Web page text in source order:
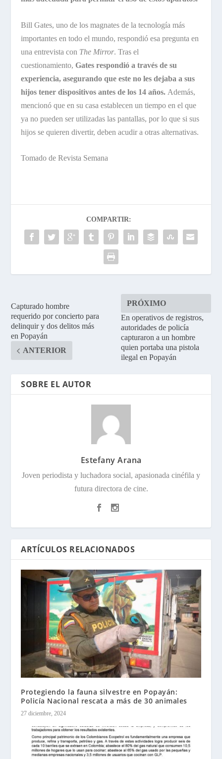
Bill Gates, uno de los magnates de la tecnología más
importantes en todo el mundo, respondió esa pregunta en
una entrevista con The Mirror. Tras el
cuestionamiento, Gates respondió a través de su
experiencia, asegurando que este no les dejaba a sus
hijos tener dispositivos antes de los 14 años. Además,
mencionó que en su casa establecen un tiempo en el que
ya no pueden ser utilizadas las pantallas, por lo que si sus
hijos se quieren divertir, deben acudir a otras alternativas.
Tomado de Revista Semana
COMPARTIR:
Capturado hombre
requerido por concierto para
delinquir y dos delitos más
en Popayán
ANTERIOR
PRÓXIMO
En operativos de registros,
autoridades de policía
capturaron a un hombre
quien portaba una pistola
ilegal en Popayán
SOBRE EL AUTOR
Estefany Arana
Joven periodista y luchadora social, apasionada cinéfila y
futura directora de cine.
ARTÍCULOS RELACIONADOS
Protegiendo la fauna silvestre en Popayán:
Policía Nacional rescata a más de 30 animales
27 diciembre, 2024